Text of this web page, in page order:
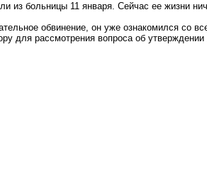
из больницы 11 января. Сейчас ее жизни
обвинение, он уже ознакомился со
для рассмотрения вопроса об утверждении